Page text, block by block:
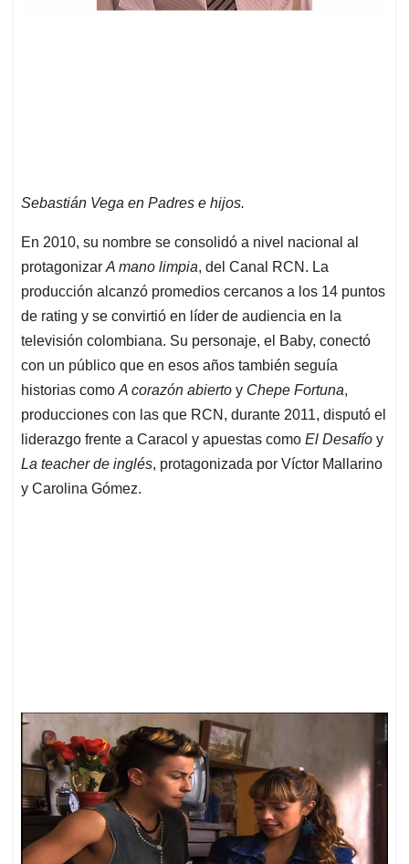
Sebastián Vega en Padres e hijos.
En 2010, su nombre se consolidó a nivel nacional al
protagonizar A mano limpia, del Canal RCN. La
producción alcanzó promedios cercanos a los 14 puntos
de rating y se convirtió en líder de audiencia en la
televisión colombiana. Su personaje, el Baby, conectó
con un público que en esos años también seguía
historias como A corazón abierto y Chepe Fortuna,
producciones con las que RCN, durante 2011, disputó el
liderazgo frente a Caracol y apuestas como El Desafío y
La teacher de inglés, protagonizada por Víctor Mallarino
y Carolina Gómez.